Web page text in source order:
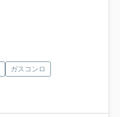
ガスコンロ